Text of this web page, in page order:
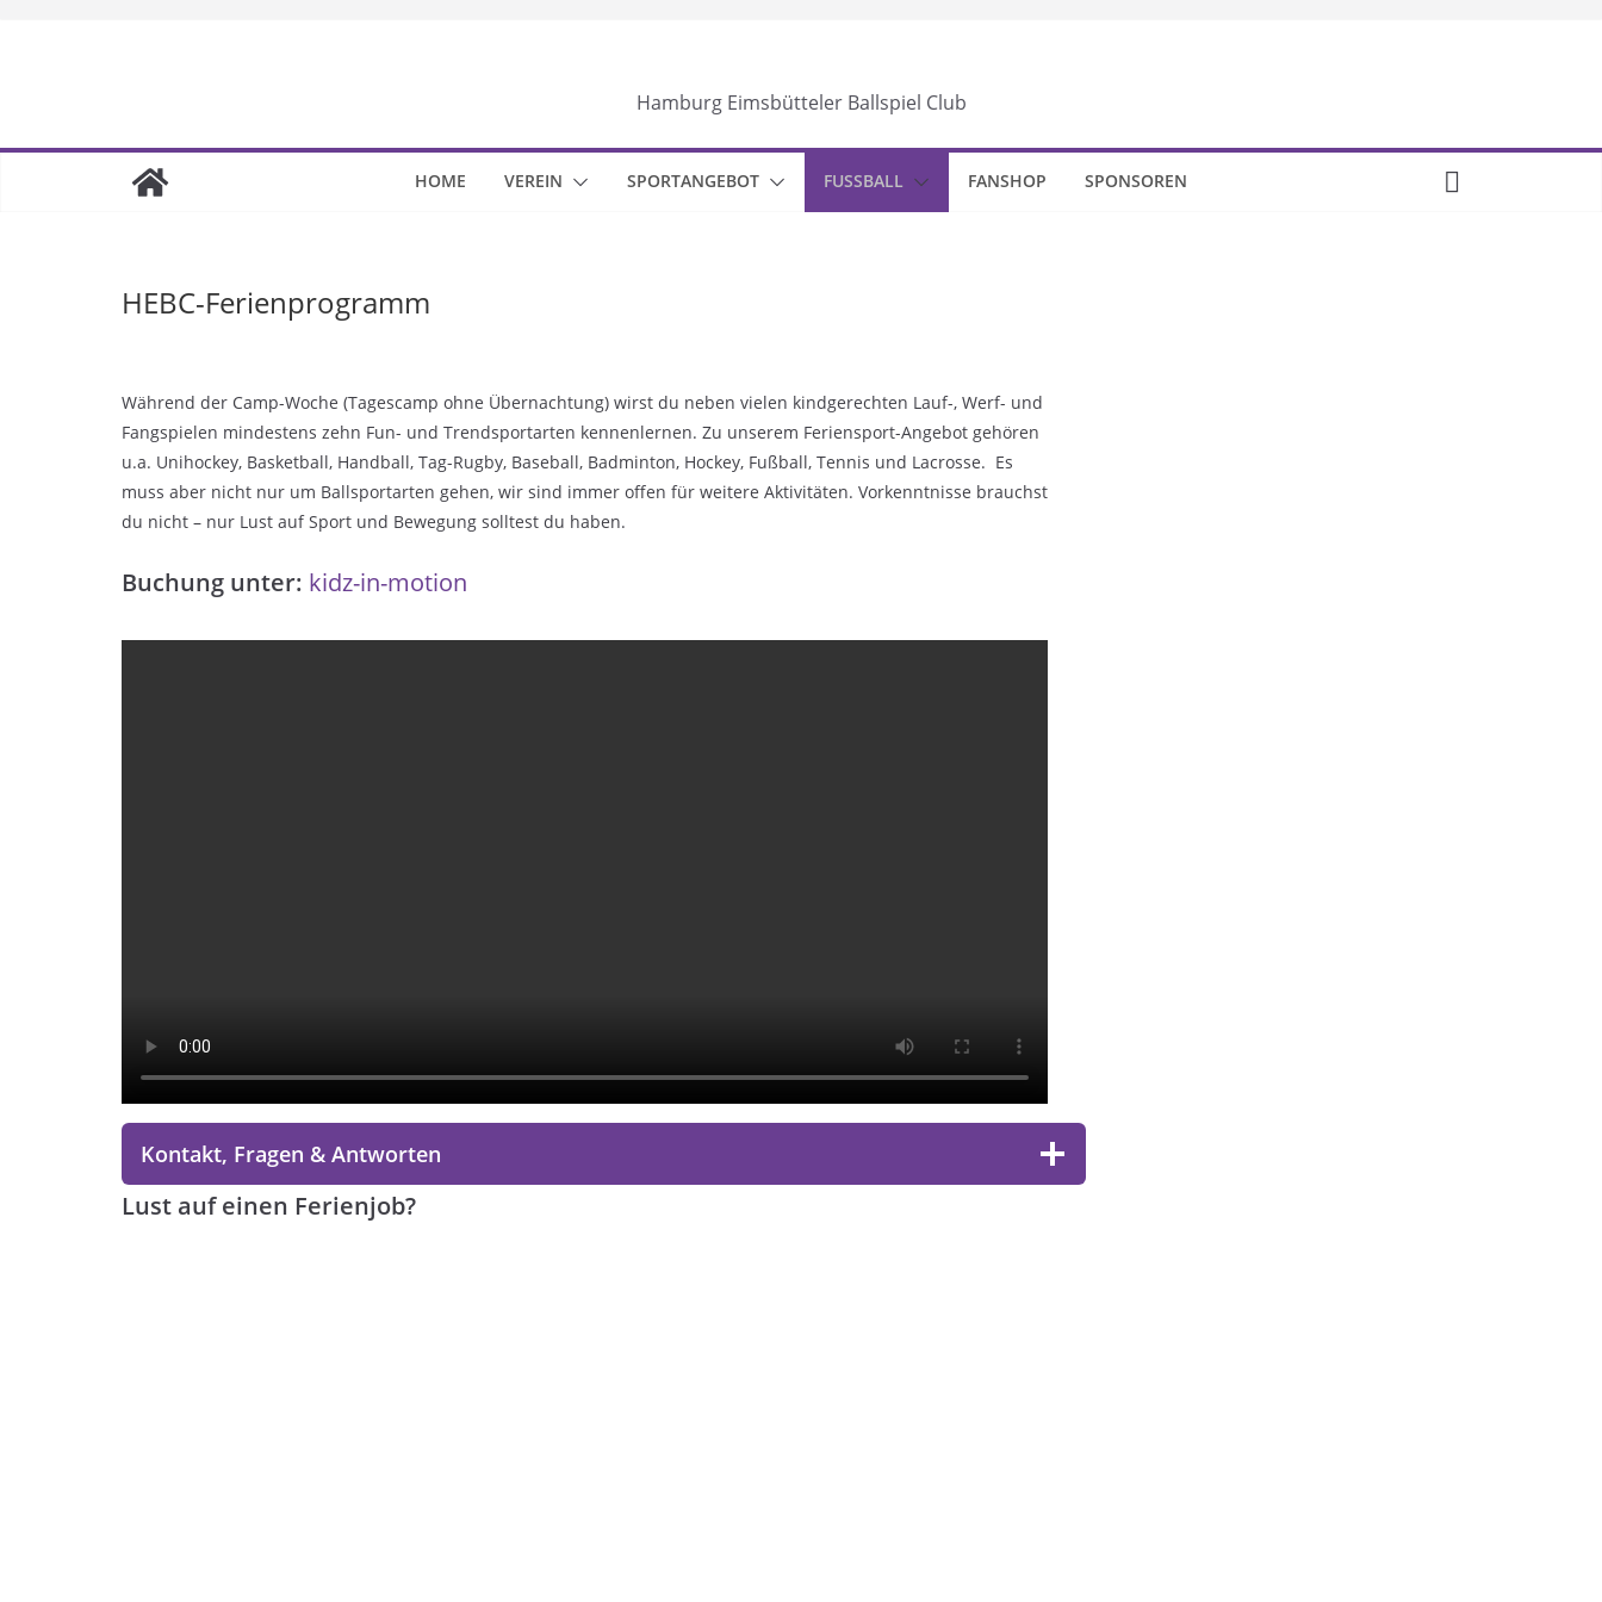
Hamburg Eimsbütteler Ballspiel Club
HOME VEREIN SPORTANGEBOT FUSSBALL FANSHOP SPONSOREN
HEBC-Ferienprogramm
Während der Camp-Woche (Tagescamp ohne Übernachtung) wirst du neben vielen kindgerechten Lauf-, Werf- und
Fangspielen mindestens zehn Fun- und Trendsportarten kennenlernen. Zu unserem Feriensport-Angebot gehören
u.a. Unihockey, Basketball, Handball, Tag-Rugby, Baseball, Badminton, Hockey, Fußball, Tennis und Lacrosse. Es
muss aber nicht nur um Ballsportarten gehen, wir sind immer offen für weitere Aktivitäten. Vorkenntnisse brauchst
du nicht – nur Lust auf Sport und Bewegung solltest du haben.
Buchung unter: kidz-in-motion
Kontakt, Fragen & Antworten
Lust auf einen Ferienjob?